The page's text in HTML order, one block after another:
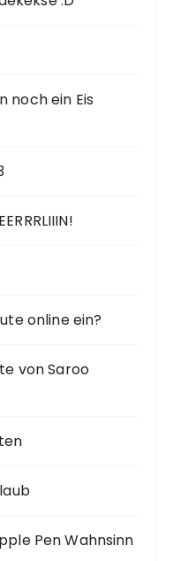
noch ein Eis
online ein?
von Saroo
Pen Wahnsinn